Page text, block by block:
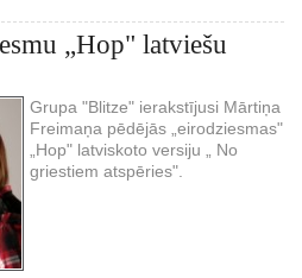
„Hop" latviešu
Grupa "Blitze" ierakstījusi Mārtiņa
Freimaņa pēdējās „eirodziesmas"
„Hop" latviskoto versiju „ No
griestiem atspēries".